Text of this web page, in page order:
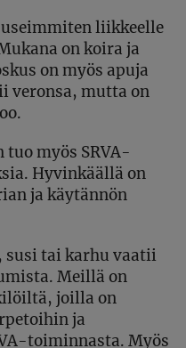
liikkeelle
on koira ja
on myös apuja
veronsa, mutta on
myös SRVA-
Hyvinkäällä on
ja käytännön
tai karhu vaatii
Meillä on
joilla on
ja
toiminnasta. Myös